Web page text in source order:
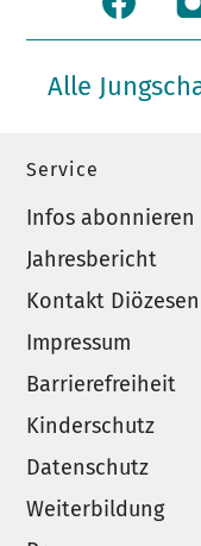
Alle
Service
Infos abonnieren
Jahresbericht
Kontakt Diözesen
Impressum
Barrierefreiheit
Kinderschutz
Datenschutz
Weiterbildung